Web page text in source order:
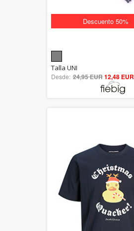
Descuento 50%
out of 5
Talla UNI
Desde: 24,95 EUR12,48 EUR